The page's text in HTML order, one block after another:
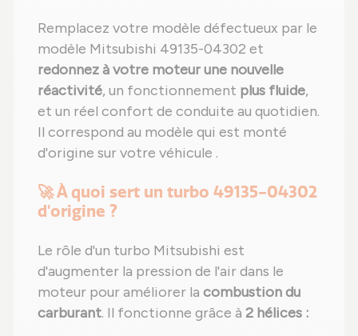
Remplacez votre modèle défectueux par le
modèle Mitsubishi 49135-04302 et
redonnez à votre moteur une nouvelle
réactivité, un fonctionnement plus fluide,
et un réel confort de conduite au quotidien.
Il correspond au modèle qui est monté
d'origine sur votre véhicule .
🚀 À quoi sert un turbo 49135-04302
d'origine ?
Le rôle d'un turbo Mitsubishi est
d'augmenter la pression de l'air dans le
moteur pour améliorer la combustion du
carburant. Il fonctionne grâce à 2 hélices :